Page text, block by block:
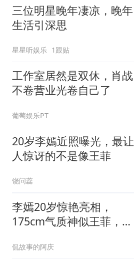
三位明星晚年凄凉，晚年
生活引深思
星星听娱乐 1跟贴
工作室居然是双休，肖战
不卷营业光卷自己了
葡萄娱乐PT
20岁李嫣近照曝光，最让
人惊讶的不是像王菲
饶问蕊
李嫣20岁惊艳亮相，
175cm气质神似王菲，网
侃故事的阿庆